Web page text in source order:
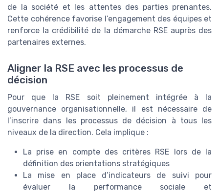
de la société et les attentes des parties prenantes.
Cette cohérence favorise l’engagement des équipes et
renforce la crédibilité de la démarche RSE auprès des
partenaires externes.
Aligner la RSE avec les processus de
décision
Pour que la RSE soit pleinement intégrée à la
gouvernance organisationnelle, il est nécessaire de
l’inscrire dans les processus de décision à tous les
niveaux de la direction. Cela implique :
La prise en compte des critères RSE lors de la
définition des orientations stratégiques
La mise en place d’indicateurs de suivi pour
évaluer la performance sociale et